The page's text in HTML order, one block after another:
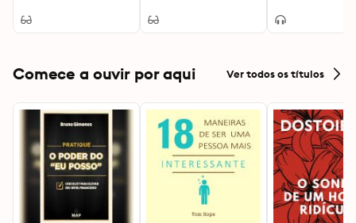
Comece a ouvir por aqui Ver todos os títulos